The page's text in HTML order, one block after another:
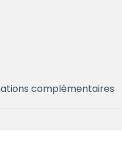
complémentaires